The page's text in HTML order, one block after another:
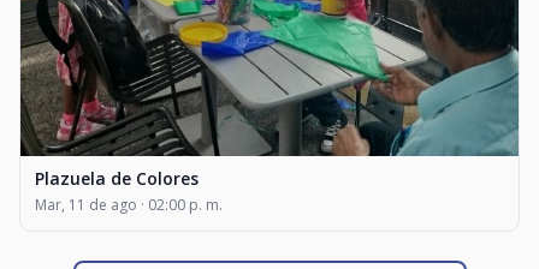
Plazuela de Colores
Mar, 11 de ago · 02:00 p. m.